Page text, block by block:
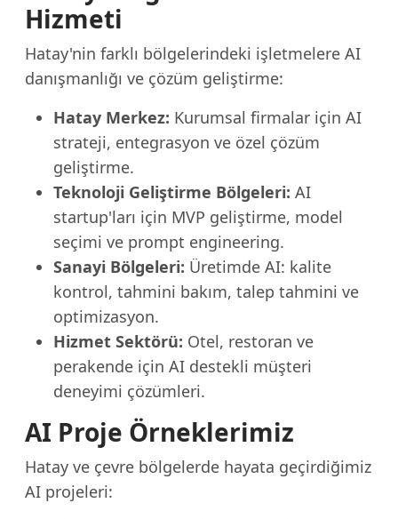
Hizmeti
Hatay'nin farklı bölgelerindeki işletmelere AI
danışmanlığı ve çözüm geliştirme:
Hatay Merkez: Kurumsal firmalar için AI
strateji, entegrasyon ve özel çözüm
geliştirme.
Teknoloji Geliştirme Bölgeleri: AI
startup'ları için MVP geliştirme, model
seçimi ve prompt engineering.
Sanayi Bölgeleri: Üretimde AI: kalite
kontrol, tahmini bakım, talep tahmini ve
optimizasyon.
Hizmet Sektörü: Otel, restoran ve
perakende için AI destekli müşteri
deneyimi çözümleri.
AI Proje Örneklerimiz
Hatay ve çevre bölgelerde hayata geçirdiğimiz
AI projeleri: